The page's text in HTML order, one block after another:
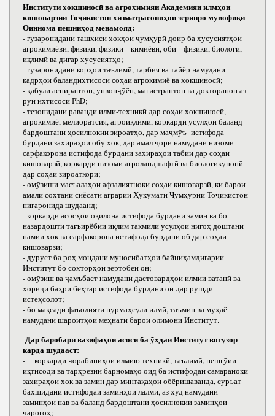
Институти хокшиносӣ ва агрохимияи Академияи илмҳои
кишоварзии Тоҷикистон хизматрасониҳои зеринро мувофиқи
Оиннома пешниҳод менамояд:
- гузаронидани ташхиси хокҳои ҷумҳурӣ доир ба хусусиятҳои
агрокимиёвӣ, физикӣ, физикӣ – кимиёвӣ, оби – физикӣ, биологӣ,
иқлимӣ ва дигар хусусиятҳо;
- гузаронидани корҳои таълимӣ, тарбия ва тайёр намудани
кадрҳои баландихтисоси соҳаи агрокимиё ва хокшиносӣ;
- қабули аспирантон, унвонҷӯён, магистрантон ва докторанон аз
рӯи ихтисоси РhD;
- тезонидани раванди илми-техникӣ дар соҳаи хокшиносӣ,
агрокимиё, мелиоратсия, агроиқлимӣ, коркарди усулҳои баланд
бардоштани ҳосилнокии зироатҳо, дар маҷмӯъ истифода
бурдани захираҳои обу хок, дар амал ҷорӣ намудани низоми
сарфакорона истифода бурдани захираҳои табии дар соҳаи
кишоварзӣ, коркарди низоми агроландшафтӣ ва биологикунонӣ
дар соҳаи зироаткорӣ;
- омӯзиши масъалаҳои афзалиятноки соҳаи кишоварзӣ, ки барои
амали сохтани сиёсати аграрии Ҳукумати Ҷумҳурии Тоҷикистон
нигаронида шудаанд;
- коркарди асосҳои оқилона истифода бурдани замин ва бо
назардошти тағъирёбии иқлим такмили усулҳои нигоҳ доштани
намии хок ва сарфакорона истифода бурдани об дар соҳаи
кишоварзӣ;
- дуруст ба роҳ мондани муносибатҳои байниҳамдигарии
Институт бо сохторҳои зертобеи он;
- омӯзиш ва ҷамъбаст намудани дастовардҳои илмии ватанӣ ва
хориҷӣ баҳри беҳтар истифода бурдани он дар рушди
истеҳсолот;
- бо мақсади фаъолияти пурмаҳсули илмӣ, таъмин ва муҳаё
намудани шароитҳои меҳнатӣ барои олимони Институт.
Дар баробари вазифаҳои асоси ба ӯҳдаи Институт вогузор
карда шудааст:
- коркарди чорабиниҳои илмию техникӣ, таълимӣ, пешгӯии
иқтисодӣ ва тарҳрезии барномаҳо оид ба истифодаи самараноки
захираҳои хок ва замин дар минтақаҳои обёришаванда, суръат
бахшидани истифодаи заминҳои лалмӣ, аз худ намудани
заминҳои нав ва баланд бардоштани ҳосилнокии заминҳои
чарогоҳ;